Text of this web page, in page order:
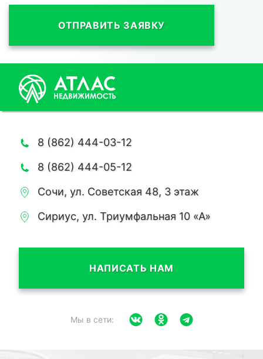
ОТПРАВИТЬ ЗАЯВКУ
8 (862) 444-03-12
8 (862) 444-05-12
Сочи, ул. Советская 48, 3 этаж
Сириус, ул. Триумфальная 10 «А»
НАПИСАТЬ НАМ
Мы в сети: